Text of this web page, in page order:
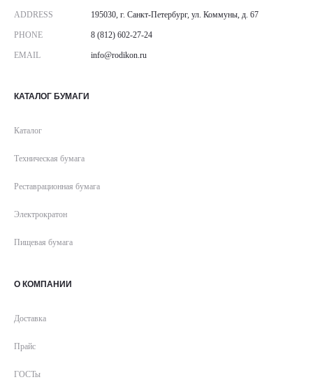
ADDRESS 195030, г. Санкт-Петербург, ул. Коммуны, д. 67
PHONE 8 (812) 602-27-24
EMAIL info@rodikon.ru
КАТАЛОГ БУМАГИ
Каталог
Техническая бумага
Реставрационная бумага
Электрократон
Пищевая бумага
О КОМПАНИИ
Доставка
Прайс
ГОСТы